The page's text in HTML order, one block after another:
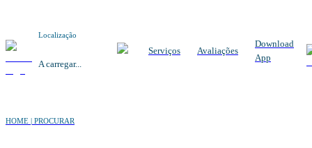
Localização
A carregar...
Serviços Avaliações
Download
App
HOME | PROCURAR